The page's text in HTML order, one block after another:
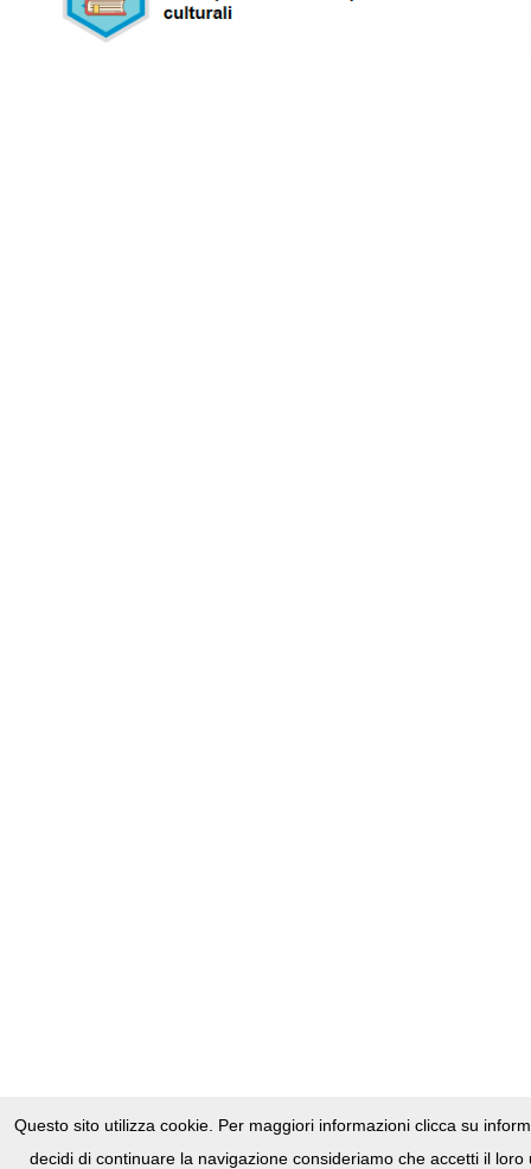
Questo sito utilizza cookie. Per maggiori informazioni clicca su
decidi di continuare la navigazione consideriamo che accetti il loro